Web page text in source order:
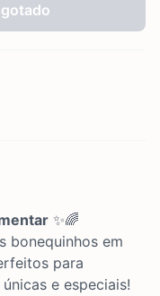
✨🌈
bonequinhos em
para
e especiais!